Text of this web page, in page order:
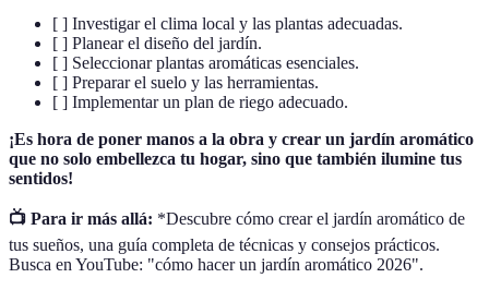
[ ] Investigar el clima local y las plantas adecuadas.
[ ] Planear el diseño del jardín.
[ ] Seleccionar plantas aromáticas esenciales.
[ ] Preparar el suelo y las herramientas.
[ ] Implementar un plan de riego adecuado.
¡Es hora de poner manos a la obra y crear un jardín aromático
que no solo embellezca tu hogar, sino que también ilumine tus
sentidos!
📺 Para ir más allá: *Descubre cómo crear el jardín aromático de
tus sueños, una guía completa de técnicas y consejos prácticos.
Busca en YouTube: "cómo hacer un jardín aromático 2026".